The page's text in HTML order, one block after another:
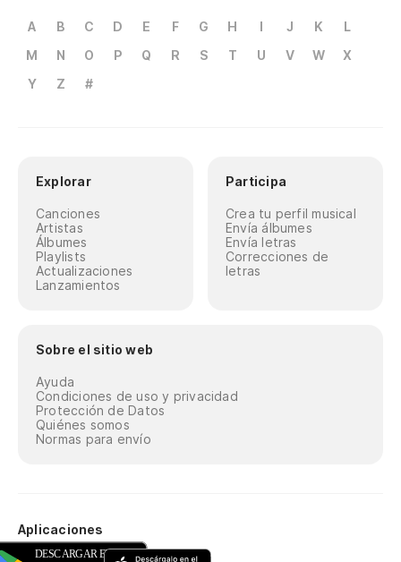
A B C D E F G H I J K
L
M
N O P Q R S T U V W
X
Y
Z #
Explorar
Canciones
Artistas
Álbumes
Playlists
Actualizaciones
Lanzamientos
Participa
Crea tu perfil musical
Envía álbumes
Envía letras
Correcciones de
letras
Sobre el sitio web
Ayuda
Condiciones de uso y privacidad
Protección de Datos
Quiénes somos
Normas para envío
Aplicaciones